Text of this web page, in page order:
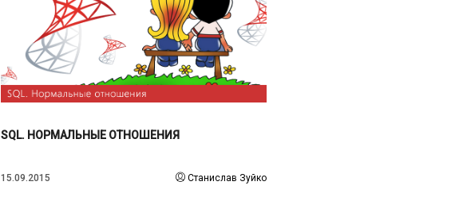
ЧИТАТЬ ПОДРОБНЕЕ
SQL. НОРМАЛЬНЫЕ ОТНОШЕНИЯ
15.09.2015 Станислав Зуйко